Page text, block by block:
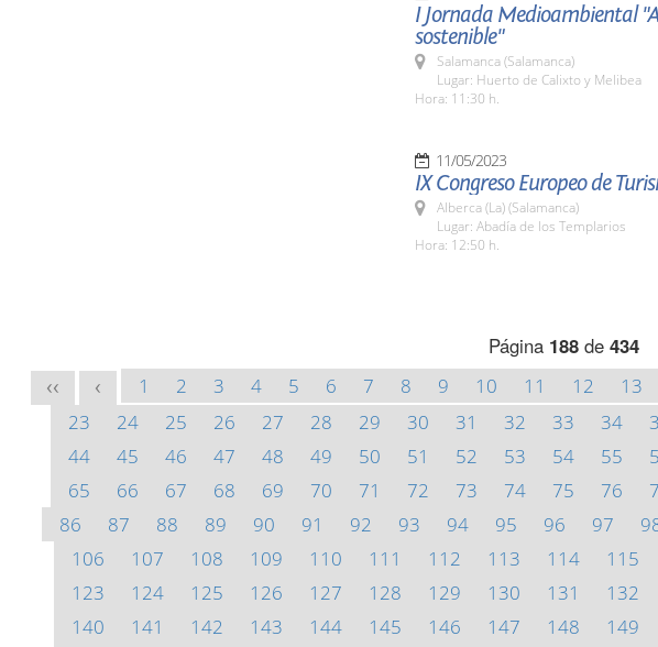
I Jornada Medioambiental
sostenible"
Salamanca (Salamanca)
Lugar: Huerto de Calixto y Melibea
Hora: 11:30 h.
11/05/2023
IX Congreso Europeo de
Alberca (La) (Salamanca)
Lugar: Abadía de los Templarios
Hora: 12:50 h.
Página 188de 434
<< < 1 2 3 4 5 6 7 8 9 10 11 12 13
23
24 25 26 27 28 29 30 31 32 33 34
44
45 46 47 48 49 50 51 52 53 54 55
65
66 67 68 69 70 71 72 73 74 75 76
86
87 88 89 90 91 92 93 94 95 96 97
106
107 108 109 110 111 112 113 114 115
123
124 125 126 127 128 129 130 131 132
140
141 142 143 144 145 146 147 148 149